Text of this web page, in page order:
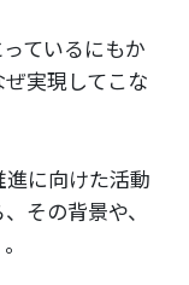
ているにもか
実現してこな
に向けた活動
その背景や、